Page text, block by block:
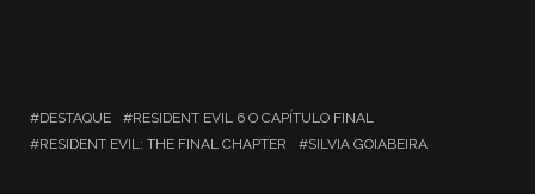
DESTAQUE
RESIDENT EVIL 6 O CAPÍTULO FINAL
RESIDENT EVIL: THE FINAL CHAPTER
SILVIA GOIABEIRA